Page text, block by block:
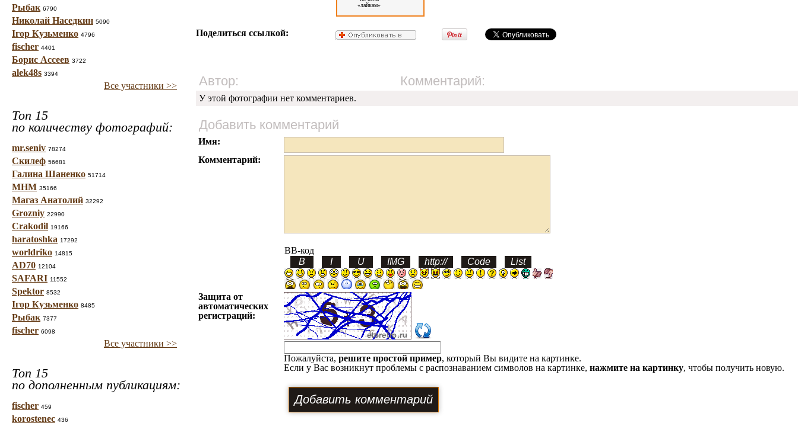
Рыбак 6790
Николай Наседкин 5090
Ігор Кузьменко 4796
fischer 4401
Борис Ассеев 3722
alek48s 3394
Все участники >>
Топ 15
по количеству фотографий:
mr.seniv 78274
Скилеф 56681
Галина Шаненко 51714
МНМ 35166
Магаз Анатолий 32292
Grozniy 22990
Crakodil 19166
haratoshka 17292
worldriko 14815
AD70 12104
SAFARI 11552
Spektor 8532
Ігор Кузьменко 8485
Рыбак 7377
fischer 6098
Все участники >>
Топ 15
по дополненным публикациям:
fischer 459
korostenec 436
«лайкам»
Поделиться ссылкой:
Автор: Комментарий:
У этой фотографии нет комментариев.
Добавить комментарий
Имя:
Комментарий:
BB-код
Защита от
автоматических
регистраций:
Пожалуйста, решите простой пример, который Вы видите на картинке.
Если у Вас возникнут проблемы с распознаванием символов на картинке, нажмите на картинку, чтобы получить новую.